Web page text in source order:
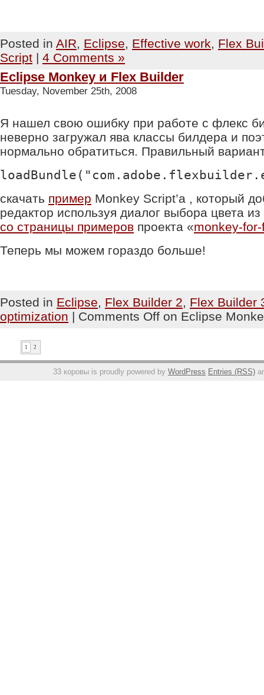
Posted in AIR Eclipse Effective work
Flex
Script | 4 Comments »
Eclipse Monkey и Flex Builder
Tuesday, November 25th, 2008
Я нашел свою ошибку при работе с флекс
неверно загружал ява классы билдера и
нормально обратиться. Правильный
скачать пример Monkey Script’a , который
редактор используя диалог выбора цвета
со страницы примеров проекта «monkey-
Теперь мы можем гораздо больше!
Posted in Eclipse Flex Builder 2
Flex Builder
optimization | Comments Off on Eclipse
1 2
33 коровы is proudly powered by WordPress Entries (RSS)